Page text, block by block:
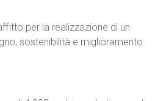
per la realizzazione di un
sostenibilità e miglioramento